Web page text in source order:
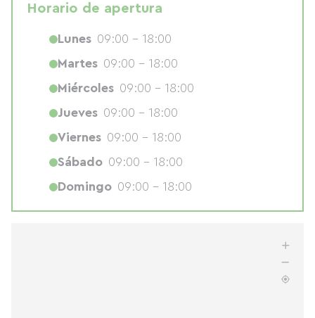
Horario de apertura
Lunes 09:00 - 18:00
Martes 09:00 - 18:00
Miércoles 09:00 - 18:00
Jueves 09:00 - 18:00
Viernes 09:00 - 18:00
Sábado 09:00 - 18:00
Domingo 09:00 - 18:00